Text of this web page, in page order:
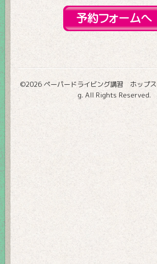
©2026 ペーパードライビング講習 ホップ
g. All Rights Reserved.